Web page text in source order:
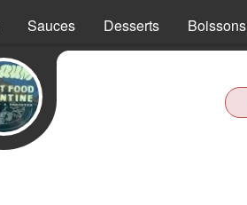
Sauces Desserts Boissons